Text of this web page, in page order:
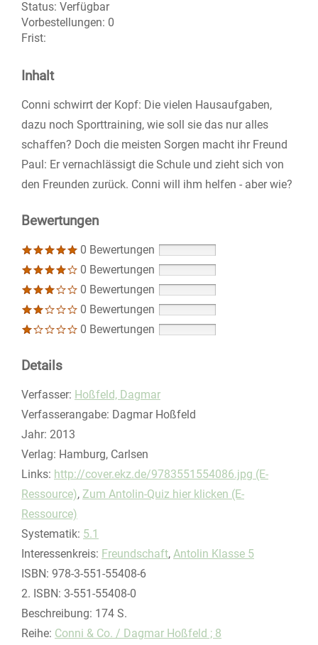
Status: Verfügbar
Vorbestellungen: 0
Frist:
Inhalt
Conni schwirrt der Kopf: Die vielen Hausaufgaben,
dazu noch Sporttraining, wie soll sie das nur alles
schaffen? Doch die meisten Sorgen macht ihr Freund
Paul: Er vernachlässigt die Schule und zieht sich von
den Freunden zurück. Conni will ihm helfen - aber wie?
Bewertungen
0 Bewertungen
0 Bewertungen
0 Bewertungen
0 Bewertungen
0 Bewertungen
Details
Verfasser: Suche nach diesem Verfasser
Hoßfeld, Dagmar
Verfasserangabe: Dagmar Hoßfeld
Jahr: 2013
Verlag: Hamburg, Carlsen
opens in new tab
Links: Diesen Link in neuem Tab öffnen
http://cover.ekz.de/9783551554086.jpg (E-
Ressource), Zum Antolin-Quiz hier klicken (E-
Ressource)
Systematik: Suche nach dieser Systematik
5.1
Interessenkreis: Suche nach diesem Interessenskreis
Freundschaft, Antolin Klasse 5
ISBN: 978-3-551-55408-6
2. ISBN: 3-551-55408-0
Beschreibung: 174 S.
Reihe: Conni & Co. / Dagmar Hoßfeld ; 8